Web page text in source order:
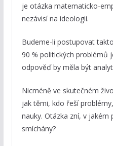
je otázka matematicko-
nezávisí na ideologii.
Budeme-li postupovat
90 % politických problémů
odpověď by měla být
Nicméně ve skutečném
jak těmi, kdo řeší
nauky. Otázka zní, v
smíchány?